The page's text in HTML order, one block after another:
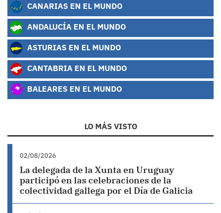
CANARIAS EN EL MUNDO
ANDALUCÍA EN EL MUNDO
ASTURIAS EN EL MUNDO
CANTABRIA EN EL MUNDO
BALEARES EN EL MUNDO
LO MÁS VISTO
02/08/2026
La delegada de la Xunta en Uruguay
participó en las celebraciones de la
colectividad gallega por el Día de Galicia